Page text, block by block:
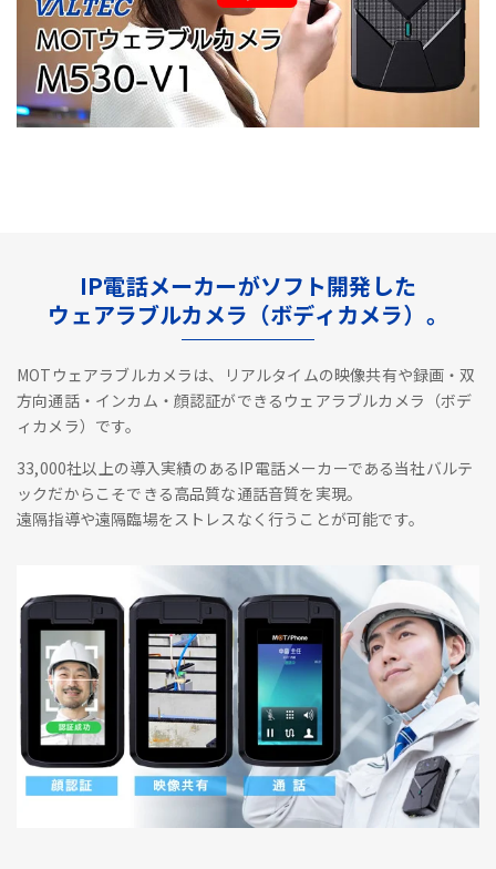
IP電話メーカーがソフト開発した
ウェアラブルカメラ（ボディカメラ）。
MOTウェアラブルカメラは、リアルタイムの映像共有や録画・双
方向通話・インカム・顔認証ができるウェアラブルカメラ（ボデ
ィカメラ）です。
33,000社以上の導入実績のあるIP電話メーカーである当社バルテ
ックだからこそできる高品質な通話音質を実現。
遠隔指導や遠隔臨場をストレスなく行うことが可能です。